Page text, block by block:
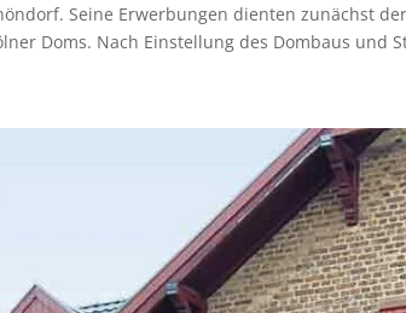
Seine Erwerbungen dienten zunächst
Doms. Nach Einstellung des Dombaus und